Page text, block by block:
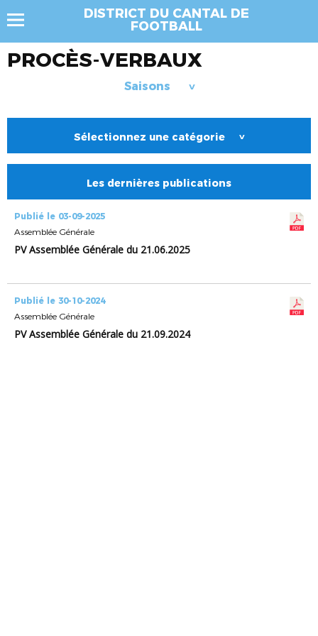
DISTRICT DU CANTAL DE
FOOTBALL
PROCÈS-VERBAUX
Saisons >
Sélectionnez une catégorie >
Les dernières publications
Publié le 03-09-2025
Assemblée Générale
PV Assemblée Générale du 21.06.2025
Publié le 30-10-2024
Assemblée Générale
PV Assemblée Générale du 21.09.2024